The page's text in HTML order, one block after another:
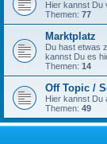
Hier kannst Du
Themen: 77
Marktplatz
Du hast etwas
kannst Du es
Themen: 14
Off Topic /
Hier kannst Du
Themen: 49